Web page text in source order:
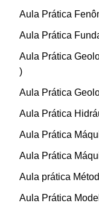
Aula Prática
Aula Prática
Aula Prática
Aula Prática
Aula Prática
Aula Prática
Aula Prática
Aula prática
Aula Prática